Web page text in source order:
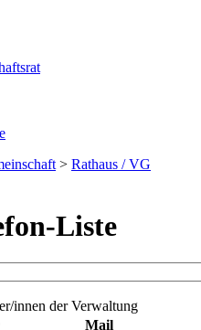
> Rathaus / VG
Liste
innen der Verwaltung
Mail